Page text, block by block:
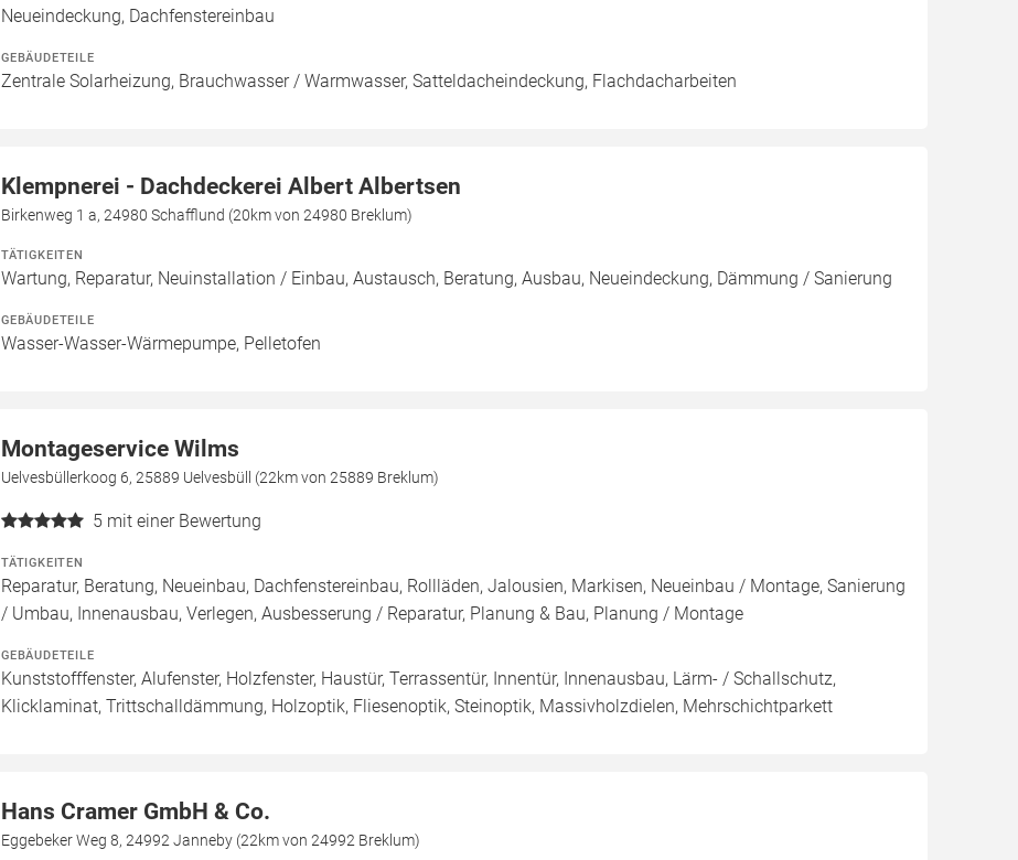
Neueindeckung, Dachfenstereinbau
GEBÄUDETEILE
Zentrale Solarheizung, Brauchwasser / Warmwasser, Satteldacheindeckung, Flachdacharbeiten
Klempnerei - Dachdeckerei Albert Albertsen
Birkenweg 1 a, 24980 Schafflund (20km von 24980 Breklum)
TÄTIGKEITEN
Wartung, Reparatur, Neuinstallation / Einbau, Austausch, Beratung, Ausbau, Neueindeckung, Dämmung / Sanierung
GEBÄUDETEILE
Wasser-Wasser-Wärmepumpe, Pelletofen
Montageservice Wilms
Uelvesbüllerkoog 6, 25889 Uelvesbüll (22km von 25889 Breklum)
5 mit einer Bewertung
TÄTIGKEITEN
Reparatur, Beratung, Neueinbau, Dachfenstereinbau, Rollläden, Jalousien, Markisen, Neueinbau / Montage, Sanierung
/ Umbau, Innenausbau, Verlegen, Ausbesserung / Reparatur, Planung & Bau, Planung / Montage
GEBÄUDETEILE
Kunststofffenster, Alufenster, Holzfenster, Haustür, Terrassentür, Innentür, Innenausbau, Lärm- / Schallschutz,
Klicklaminat, Trittschalldämmung, Holzoptik, Fliesenoptik, Steinoptik, Massivholzdielen, Mehrschichtparkett
Hans Cramer GmbH & Co.
Eggebeker Weg 8, 24992 Janneby (22km von 24992 Breklum)